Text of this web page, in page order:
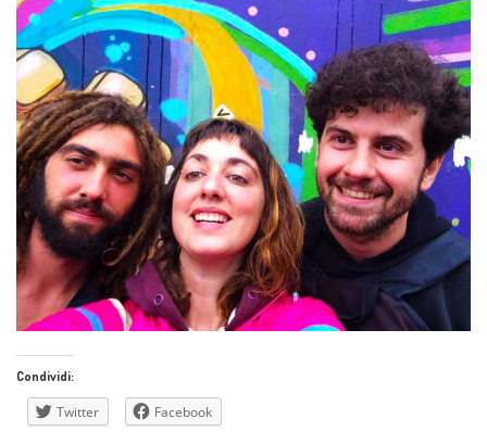
Condividi:
Twitter Facebook